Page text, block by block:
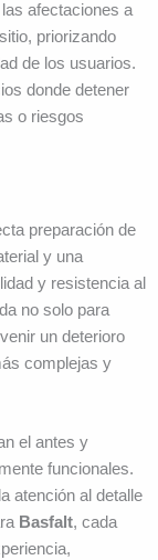
afectaciones a
priorizando
de los usuarios.
donde detener
o riesgos
preparación de
y una
y resistencia al
no solo para
un deterioro
complejas y
el antes y
funcionales.
atención al detalle
Basfalt, cada